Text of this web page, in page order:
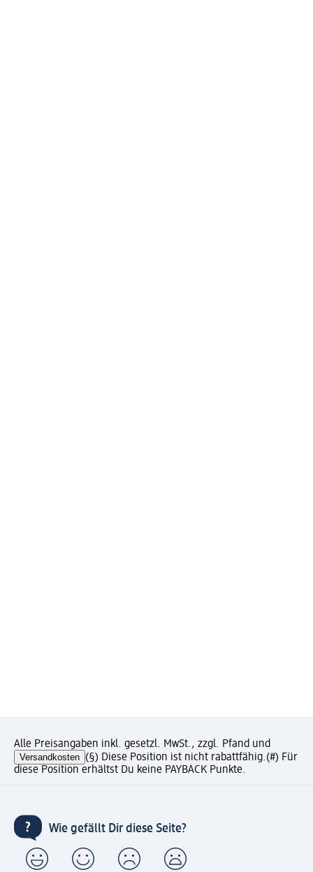
Alle Preisangaben inkl. gesetzl. MwSt., zzgl. Pfand und
Versandkosten (§) Diese Position ist nicht rabattfähig.(#) Für
diese Position erhältst Du keine PAYBACK Punkte.
Wie gefällt Dir diese Seite?